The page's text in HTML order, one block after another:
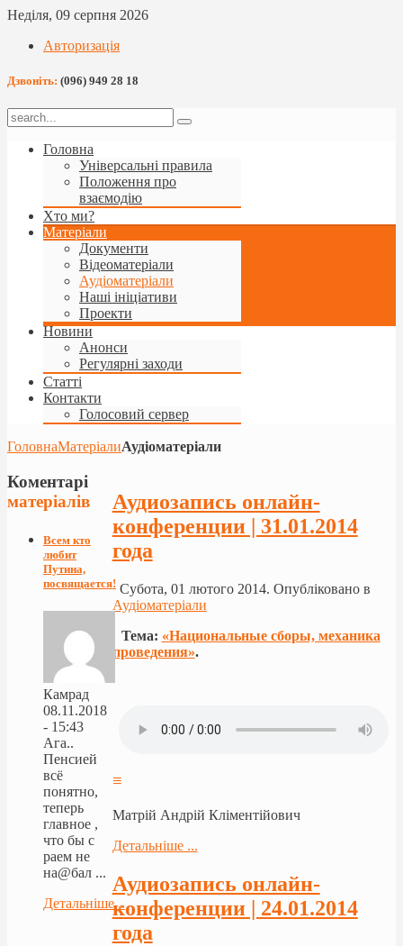
Неділя, 09 серпня 2026
Авторизація
Дзвоніть: (096) 949 28 18
Головна
Універсальні правила
Положення про
взаємодію
Хто ми?
Матеріали
Документи
Відеоматеріали
Аудіоматеріали
Наші ініціативи
Проекти
Новини
Анонси
Регулярні заходи
Статті
Контакти
Голосовий сервер
ГоловнаМатеріалиАудіоматеріали
Аудиозапись онлайн-
конференции | 31.01.2014
года
Субота, 01 лютого 2014. Опубліковано в
Аудіоматеріали
Тема: «Национальные сборы, механика
проведения».
≡
Матрій Андрій Кліментійович
Детальніше ...
Аудиозапись онлайн-
конференции | 24.01.2014
года
Коментарі
матеріалів
Всем кто
любит
Путина,
посвящается!
Камрад
08.11.2018
- 15:43
Ага..
Пенсией
всё
понятно,
теперь
главное ,
что бы с
раем не
на@бал ...
Детальніше...